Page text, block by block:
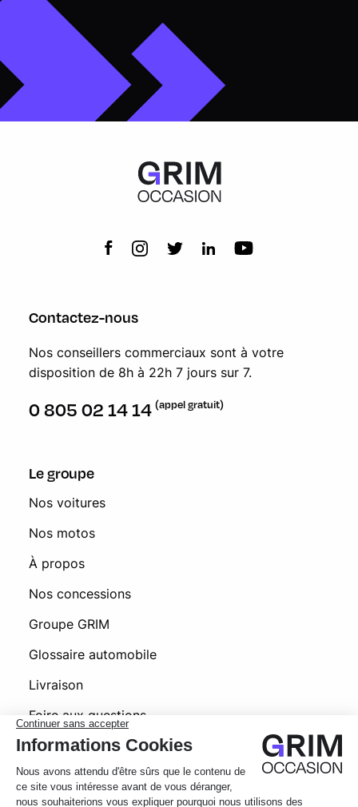
Contactez-nous
Nos conseillers commerciaux sont à votre
disposition de 8h à 22h 7 jours sur 7.
0 805 02 14 14 (appel gratuit)
Le groupe
Nos voitures
Nos motos
À propos
Nos concessions
Groupe GRIM
Glossaire automobile
Livraison
Foire aux questions
© 2026 Grim Occasion